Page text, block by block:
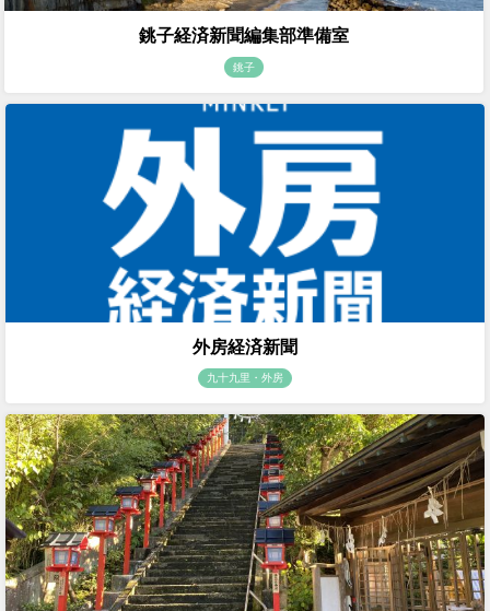
銚子経済新聞編集部準備室
銚子
外房経済新聞
九十九里・外房